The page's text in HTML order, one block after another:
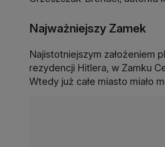
Najważniejszy Zamek
Najistotniejszym założeniem
rezydencji Hitlera, w Zamku
Wtedy już całe miasto miało